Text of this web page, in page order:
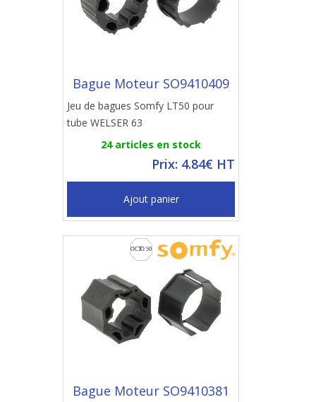
Bague Moteur SO9410409
Jeu de bagues Somfy LT50 pour
tube WELSER 63
24 articles en stock
Prix: 4.84€ HT
Ajout panier
Bague Moteur SO9410381